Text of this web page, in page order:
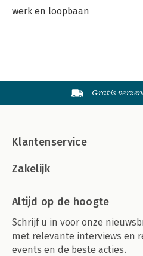
werk en loopbaan
Gratis
Klantenservice
Zakelijk
Altijd op de hoogte
Schrijf u in voor onze
met relevante interviews en
events en de beste acties.